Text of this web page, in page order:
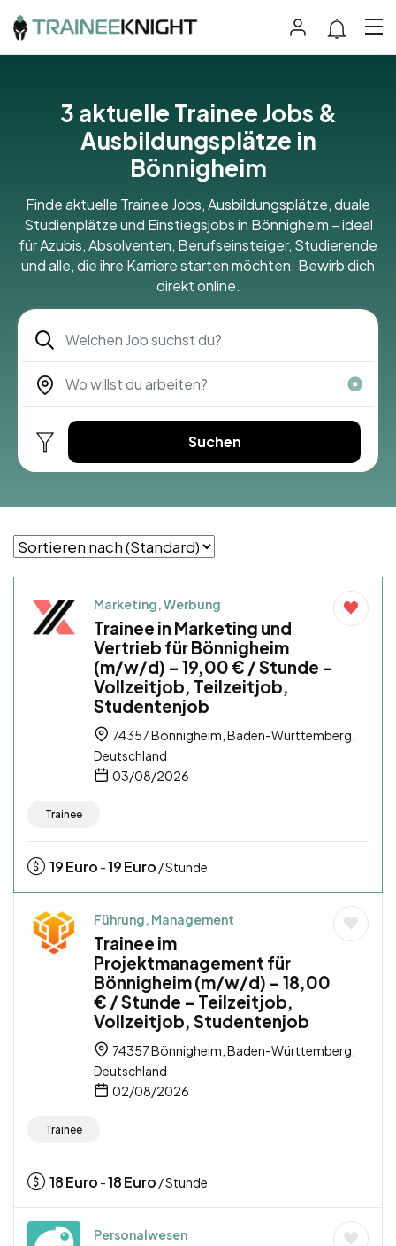
3 aktuelle Trainee Jobs &
Ausbildungsplätze in
Bönnigheim
Finde aktuelle Trainee Jobs, Ausbildungsplätze, duale
Studienplätze und Einstiegsjobs in Bönnigheim – ideal
für Azubis, Absolventen, Berufseinsteiger, Studierende
und alle, die ihre Karriere starten möchten. Bewirb dich
direkt online.
Suchen
Marketing, Werbung
Trainee in Marketing und
Vertrieb für Bönnigheim
(m/w/d) – 19,00 € / Stunde –
Vollzeitjob, Teilzeitjob,
Studentenjob
74357 Bönnigheim, Baden-Württemberg,
Deutschland
03/08/2026
Trainee
19Euro -19Euro / Stunde
Führung, Management
Trainee im
Projektmanagement für
Bönnigheim (m/w/d) – 18,00
€ / Stunde – Teilzeitjob,
Vollzeitjob, Studentenjob
74357 Bönnigheim, Baden-Württemberg,
Deutschland
02/08/2026
Trainee
18Euro -18Euro / Stunde
Personalwesen